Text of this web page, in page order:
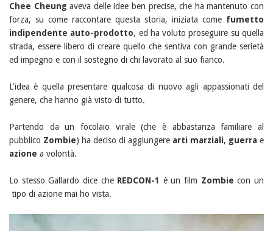
Chee Cheung aveva delle idee ben precise, che ha mantenuto con
forza, su come raccontare questa storia, iniziata come fumetto
indipendente auto-prodotto, ed ha voluto proseguire su quella
strada, essere libero di creare quello che sentiva con grande serietà
ed impegno e con il sostegno di chi lavorato al suo fianco.
L'idea è quella presentare qualcosa di nuovo agli appassionati del
genere, che hanno già visto di tutto.
Partendo da un focolaio virale (che è abbastanza familiare al
pubblico Zombie) ha deciso di aggiungere arti marziali, guerra e
azione a volontà.
Lo stesso Gallardo dice che REDCON-1 è un film Zombie con un
tipo di azione mai ho vista.